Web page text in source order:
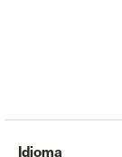
Idioma